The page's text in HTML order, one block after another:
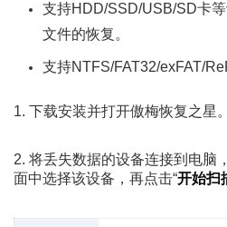
支持HDD/SSD/USB/SD卡
文件的恢复。
支持NTFS/FAT32/exFAT/
1. 下载安装并打开傲梅恢复之星。
2. 将丢失数据的设备连接到电脑
面中选择该设备，再点击“开始扫